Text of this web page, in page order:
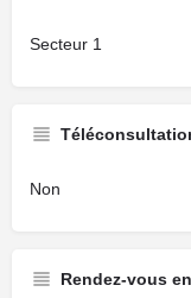
Secteur 1
Non
Rendez-vous